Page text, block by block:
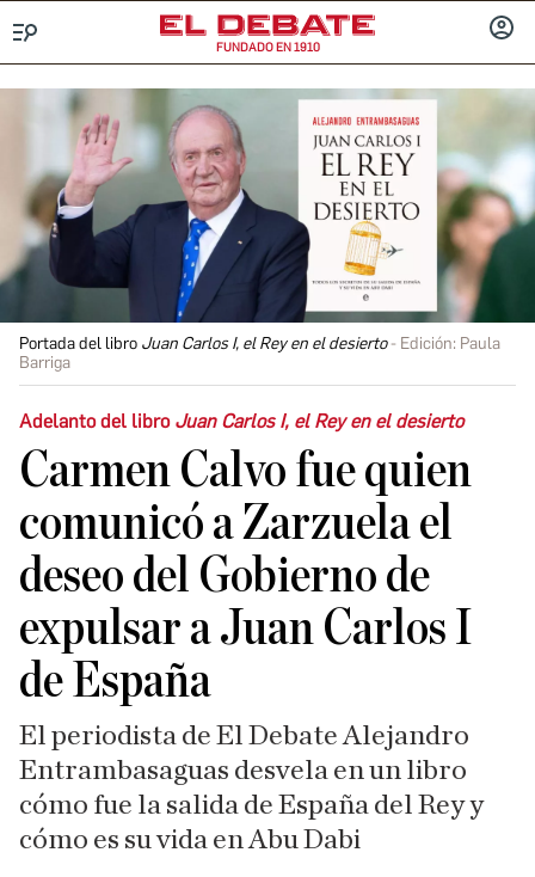
FUNDADO EN 1910
Portada del libro Juan Carlos I, el Rey en el desierto
Edición: Paula
Barriga
Adelanto del libro Juan Carlos I, el Rey en el desierto
Carmen Calvo fue quien
comunicó a Zarzuela el
deseo del Gobierno de
expulsar a Juan Carlos I
de España
El periodista de El Debate Alejandro
Entrambasaguas desvela en un libro
cómo fue la salida de España del Rey y
cómo es su vida en Abu Dabi